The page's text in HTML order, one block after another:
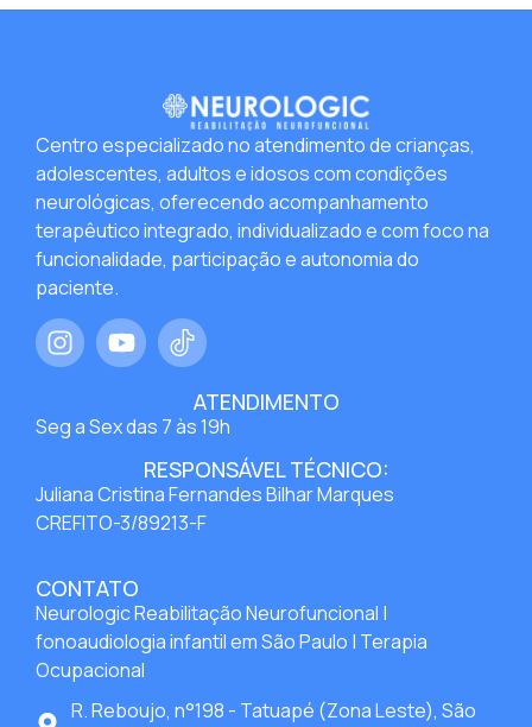
Centro especializado no atendimento de crianças,
adolescentes, adultos e idosos com condições
neurológicas, oferecendo acompanhamento
terapêutico integrado, individualizado e com foco na
funcionalidade, participação e autonomia do
paciente.
ATENDIMENTO
Seg a Sex das 7 às 19h
RESPONSÁVEL TÉCNICO:
Juliana Cristina Fernandes Bilhar Marques
CREFITO-3/89213-F
CONTATO
Neurologic Reabilitação Neurofuncional |
fonoaudiologia infantil em São Paulo | Terapia
Ocupacional
R. Reboujo, n°198 - Tatuapé (Zona Leste), São